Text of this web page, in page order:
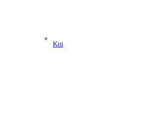
Kiti